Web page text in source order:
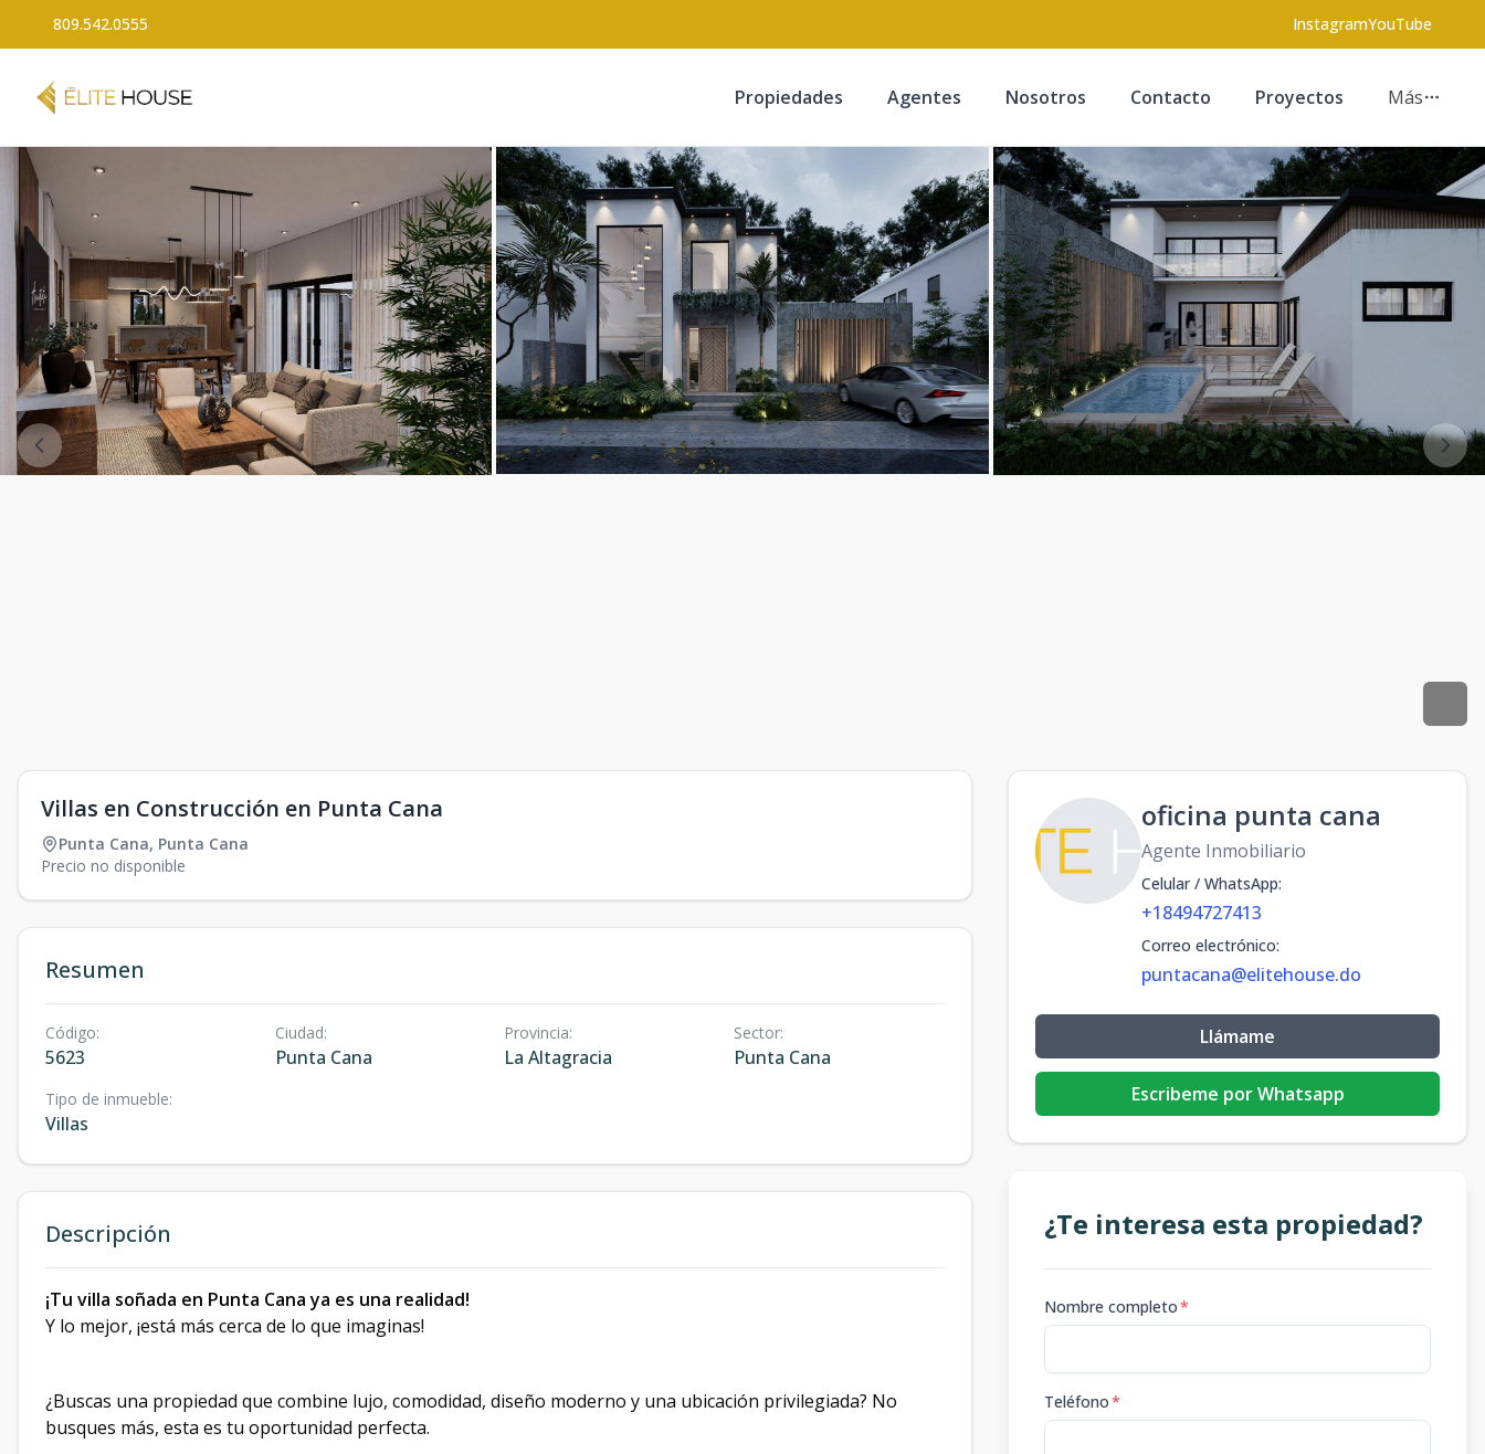
809.542.0555 InstagramYouTube
Propiedades Agentes Nosotros Contacto Proyectos Más
Villas en Construcción en Punta Cana
Punta Cana, Punta Cana
Precio no disponible
Resumen
Código:
5623
Ciudad:
Punta Cana
Provincia:
La Altagracia
Sector:
Punta Cana
Tipo de inmueble:
Villas
Descripción
¡Tu villa soñada en Punta Cana ya es una realidad!
Y lo mejor, ¡está más cerca de lo que imaginas!
¿Buscas una propiedad que combine lujo, comodidad, diseño moderno y una ubicación privilegiada? No
busques más, esta es tu oportunidad perfecta.
oficina punta cana
Agente Inmobiliario
Celular / WhatsApp:
+18494727413
Correo electrónico:
puntacana@elitehouse.do
Llámame
Escribeme por Whatsapp
¿Te interesa esta propiedad?
Nombre completo*
Teléfono*